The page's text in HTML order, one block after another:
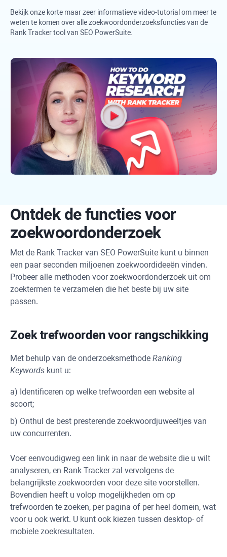
Bekijk onze korte maar zeer informatieve video-tutorial om meer te
weten te komen over alle zoekwoordonderzoeksfuncties van de
Rank Trackertool van SEO PowerSuite
Ontdek de functies voor
zoekwoordonderzoek
Met de Rank Trackervan SEO PowerSuite kunt u binnen
een paar seconden miljoenen zoekwoordideeën vinden.
Probeer alle methoden voor zoekwoordonderzoek uit om
zoektermen te verzamelen die het beste bij uw site
passen.
Zoek trefwoorden voor rangschikking
Met behulp van de onderzoeksmethode Ranking
Keywords kunt u:
a) Identificeren op welke trefwoorden een website al
scoort;
b) Onthul de best presterende zoekwoordjuweeltjes van
uw concurrenten.
Voer eenvoudigweg een link in naar de website die u wilt
analyseren, en Rank Trackerzal vervolgens de
belangrijkste zoekwoorden voor deze site voorstellen.
Bovendien heeft u volop mogelijkheden om op
trefwoorden te zoeken, per pagina of per heel domein, wat
voor u ook werkt. U kunt ook kiezen tussen desktop- of
mobiele zoekresultaten.